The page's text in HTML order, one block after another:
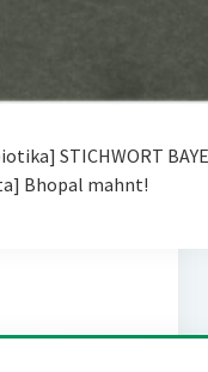
STICHWORT
Bhopal mahnt!